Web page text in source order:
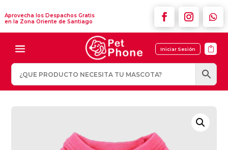
Aprovecha los Despachos Gratis
en la Zona Oriente de Santiago
Iniciar Sesión 